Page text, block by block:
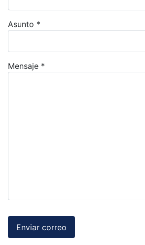
Asunto *
Mensaje *
Enviar correo